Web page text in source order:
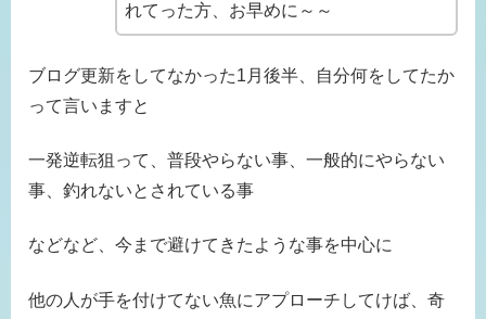
れてった方、お早めに～～
ブログ更新をしてなかった1月後半、自分何をしてたか
って言いますと
一発逆転狙って、普段やらない事、一般的にやらない
事、釣れないとされている事
などなど、今まで避けてきたような事を中心に
他の人が手を付けてない魚にアプローチしてけば、奇